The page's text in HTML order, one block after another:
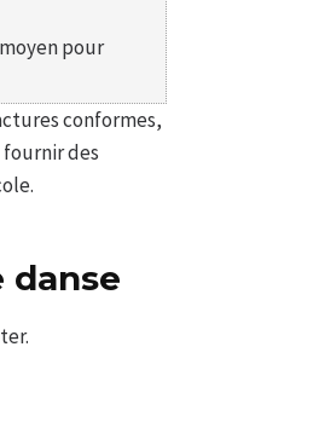
pour
conformes,
des
danse